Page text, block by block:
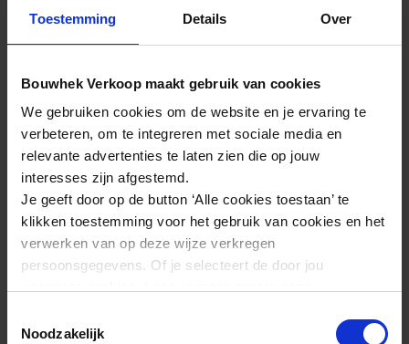
Toestemming Details Over
Bouwhek Verkoop maakt gebruik van cookies
We gebruiken cookies om de website en je ervaring te
verbeteren, om te integreren met sociale media en
relevante advertenties te laten zien die op jouw
interesses zijn afgestemd.
Je geeft door op de button ‘Alle cookies toestaan’ te
klikken toestemming voor het gebruik van cookies en het
verwerken van op deze wijze verkregen
persoonsgegevens. Of je selecteert de door jou
Noodzakelijk
Het aanbod bouwhekken varieert van voor
bouwhekken zijn opgebouwd uit voor verzinkte
componenten die door middel van een speciale
lastechniek in elkaar zijn gezet. Deze techniek
maakt het mogelijk om een las te creëren van 360
graden wat ten goede komt aan de kwaliteit. De
voorverzinkte bouwhekken worden machinaal
geproduceerd en zijn 100% gelast. Na het lassen
ondergaan ze nog een uitgebreide keuring.
De beste bouwhekken worden (vooralsnog) met
(thermisch verzinken) voor een goede afwerking.